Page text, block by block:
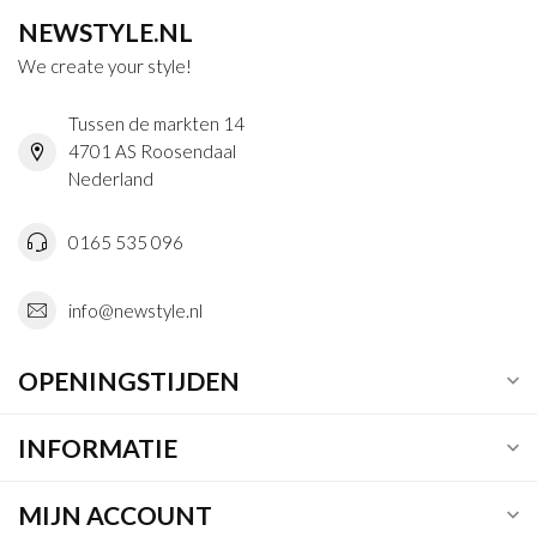
NEWSTYLE.NL
We create your style!
Tussen de markten 14
4701 AS Roosendaal
Nederland
0165 535 096
info@newstyle.nl
OPENINGSTIJDEN
INFORMATIE
MIJN ACCOUNT